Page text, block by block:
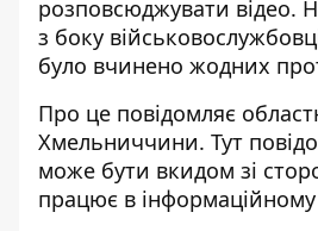
розповсюджувати відео.
з боку
було вчинено жодних
Про це повідомляє
Хмельниччини. Тут
може бути вкидом зі
працює в інформаційному